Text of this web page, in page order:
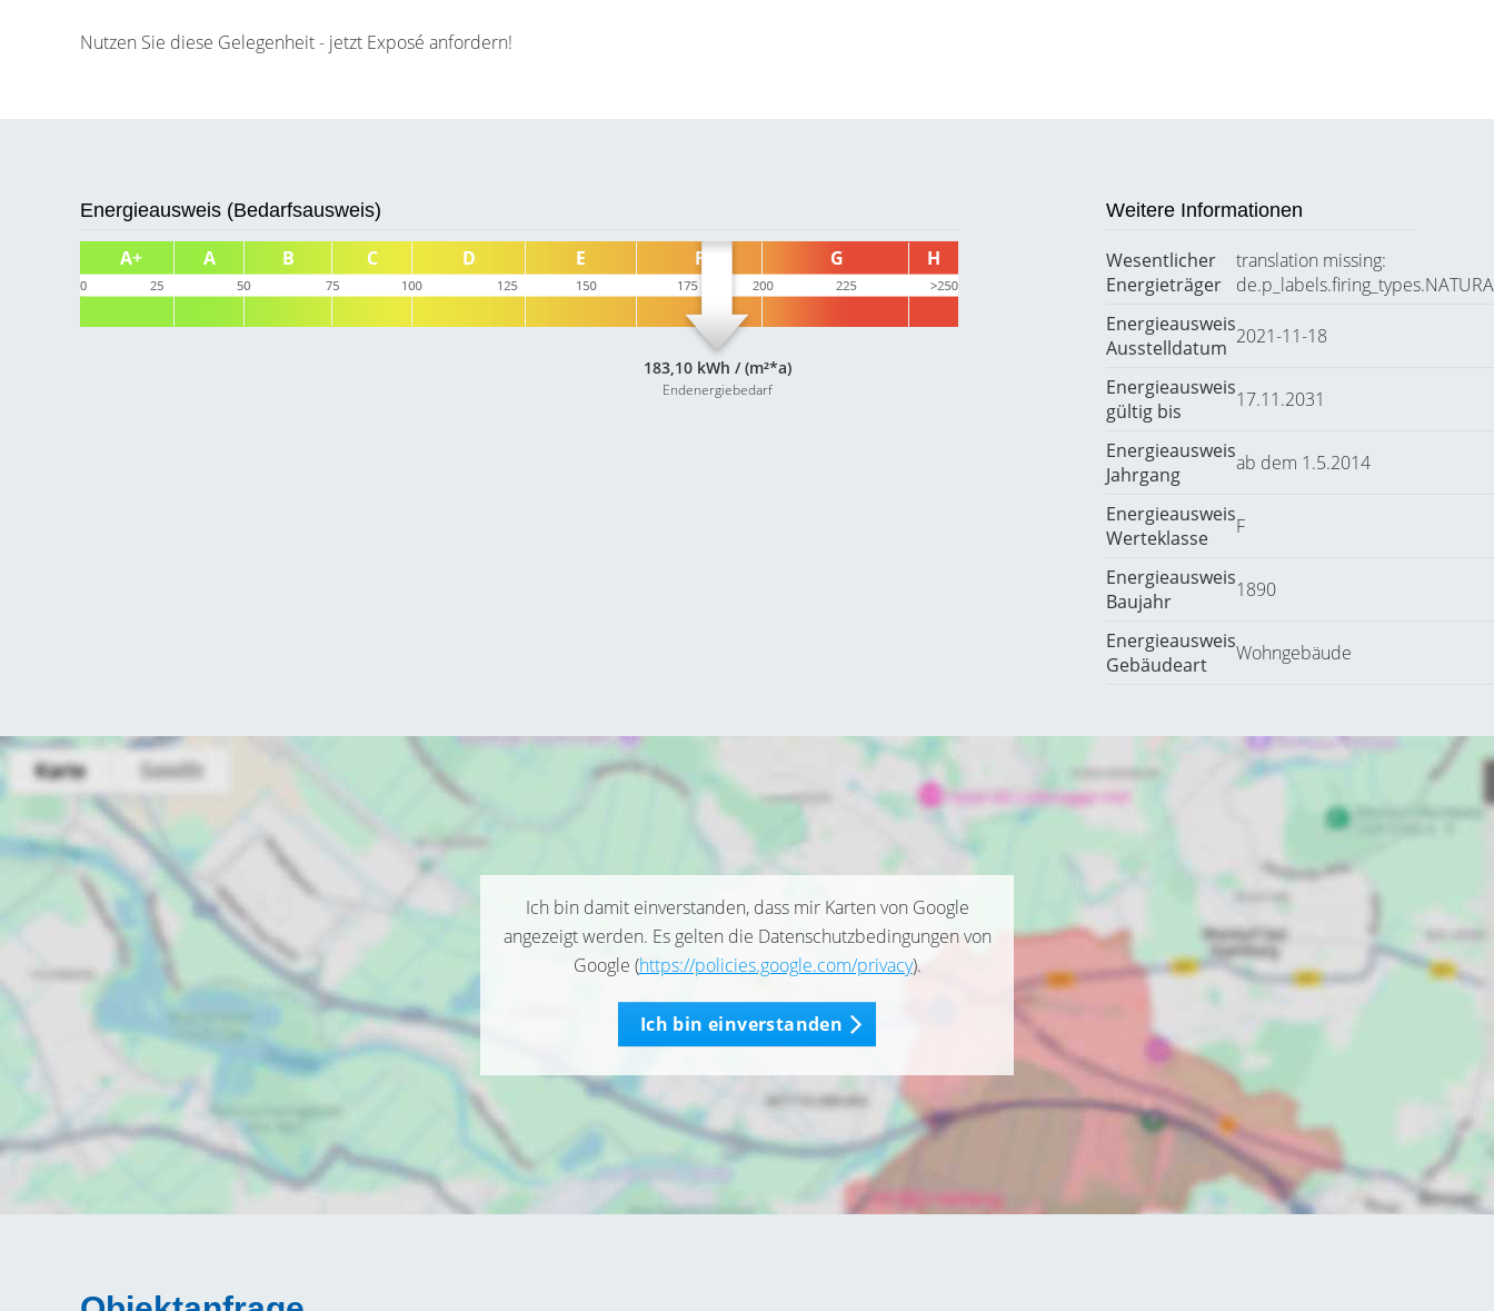
Nutzen Sie diese Gelegenheit - jetzt Exposé anfordern!
Energieausweis (Bedarfsausweis)
183,10 kWh / (m²*a)
Endenergiebedarf
Weitere Informationen
Wesentlicher
Energieträger
translation missing:
Energieausweis
Ausstelldatum 2021-11-18
Energieausweis
gültig bis
17.11.2031
Energieausweis
Jahrgang
ab dem 1.5.2014
Energieausweis
Werteklasse
F
Energieausweis
Baujahr
1890
Energieausweis
Gebäudeart
Wohngebäude
Ich bin damit einverstanden, dass mir Karten von Google
angezeigt werden. Es gelten die Datenschutzbedingungen von
Google (https://policies.google.com/privacy).
Ich bin einverstanden